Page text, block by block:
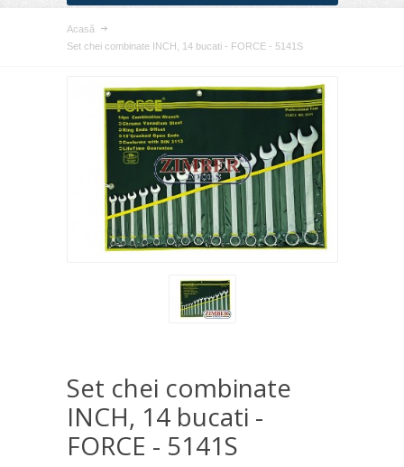
Acasă
Set chei combinate INCH, 14 bucati - FORCE - 5141S
Set chei combinate
INCH, 14 bucati -
FORCE - 5141S